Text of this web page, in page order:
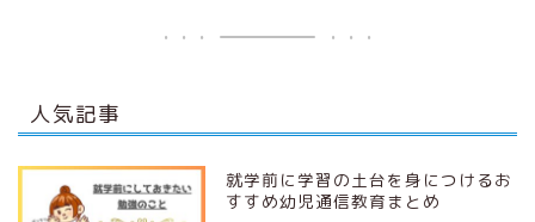
人気記事
就学前に学習の土台を身につけるお
すすめ幼児通信教育まとめ
幼児学習